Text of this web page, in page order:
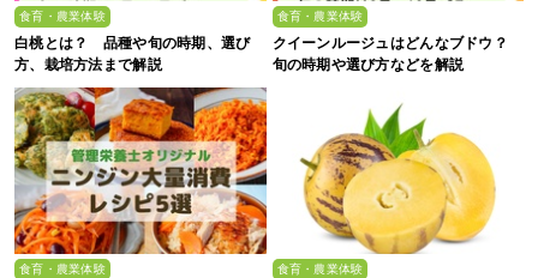
食育・農業体験
白桃とは？ 品種や旬の時期、選び
方、栽培方法まで解説
食育・農業体験
クイーンルージュはどんなブドウ？
旬の時期や選び方などを解説
食育・農業体験 食育・農業体験